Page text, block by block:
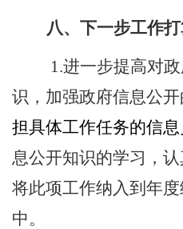
八、下一步工作打
1.进一步提高对
识，加强政府信息公开
担具体工作任务的信息
息公开知识的学习，
将此项工作纳入到年
中。